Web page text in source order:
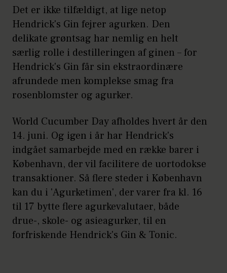
Det er ikke tilfældigt, at lige netop
Hendrick's Gin fejrer agurken. Den
delikate grøntsag har nemlig en helt
særlig rolle i destilleringen af ginen – for
Hendrick's Gin får sin ekstraordinære
afrundede men komplekse smag fra
rosenblomster og agurker.
World Cucumber Day afholdes hvert år den
14. juni. Og igen i år har Hendrick's
indgået samarbejde med en række barer i
København, der vil facilitere de uortodokse
transaktioner. Så flere steder i København
kan du i 'Agurketimen', der varer fra kl. 16
til 17 bytte flere agurkevalutaer, både
drue-, skole- og asieagurker, til en
forfriskende Hendrick's Gin & Tonic.